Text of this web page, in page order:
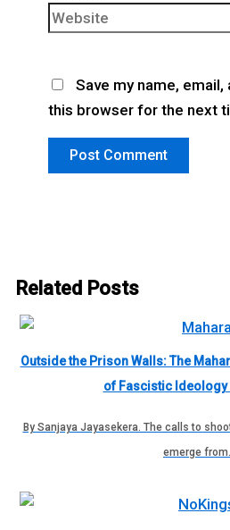
Save my name,
this browser for the next
Related Posts
Outside the Prison Walls: The
of Fascistic Ideology
By Sanjaya Jayasekera. The calls to
emerge